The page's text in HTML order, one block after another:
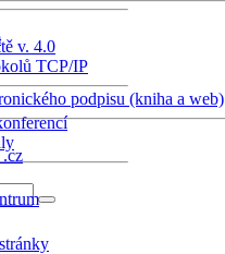
podpisu (kniha a web)
v. 4.0
TCP/IP